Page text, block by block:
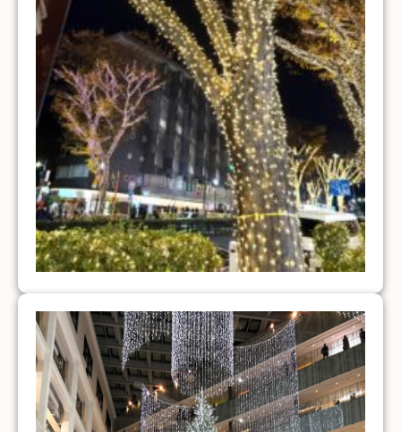
が食べたくなりますよね…！ ということで、昨
日 松屋のちいかわコラボへいってきました(/・
ω・)/
店員さんのちいかわ達がかわいすぎます
表参道のイルミネーションがとてもきれいでした
(∩´∀｀)∩ 2025年もあと少しで終わりですが、最
後まで駆け抜けたいと思います
本日は、農機具
をご購入くださった方のご紹介です！「農機具を
買いたい！」という方は、中古農機具情報ペー
ジまたは Yahooオークションよりチェックして
みてください
↓↓バナーをクリック！↓↓